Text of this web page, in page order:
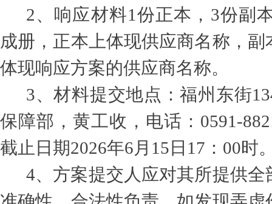
2、响应材料1份正本，3份副
成册，正本上体现供应商名称，
体现响应方案的供应商名称。
3、材料提交地点：福州东街
保障部，黄工收，电话：0591-
截止日期2026年6月15日17：00时
4、方案提交人应对其所提供